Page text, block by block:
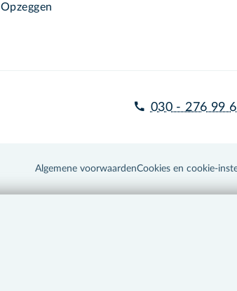
Opzeggen
030 - 276 99
Algemene voorwaardenCookies en cookie-